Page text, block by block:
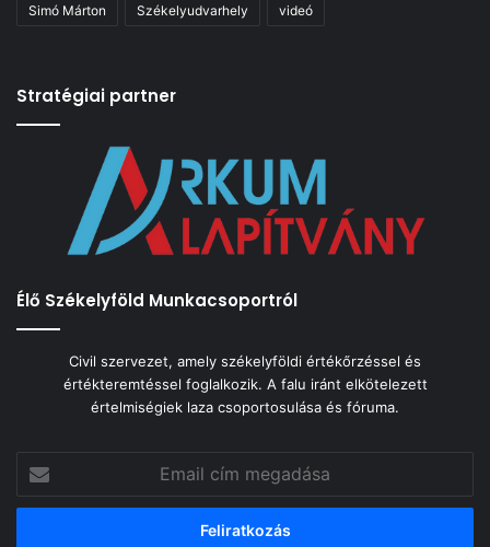
Simó Márton Székelyudvarhely videó
Stratégiai partner
Élő Székelyföld Munkacsoportról
Civil szervezet, amely székelyföldi értékőrzéssel és
értékteremtéssel foglalkozik. A falu iránt elkötelezett
értelmiségiek laza csoportosulása és fóruma.
cím
megadása